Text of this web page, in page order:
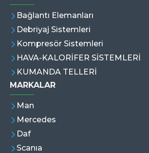
Bağlantı Elemanları
Debriyaj Sistemleri
Kompresör Sistemleri
HAVA-KALORİFER SİSTEMLERİ
KUMANDA TELLERİ
MARKALAR
Man
Mercedes
Daf
Scanıa